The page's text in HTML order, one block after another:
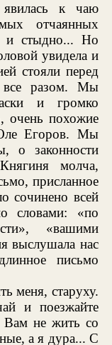
к чаю
отчаянных
и стыдно... Но
увидела и
стояли перед
все разом. Мы
и громко
очень похожие
Егоров. Мы
о законности
молча,
присланное
сочинено всей
словами: «по
«вашими
выслушала нас
письмо
меня, старуху.
и поезжайте
Вам не жить со
а я дура... С